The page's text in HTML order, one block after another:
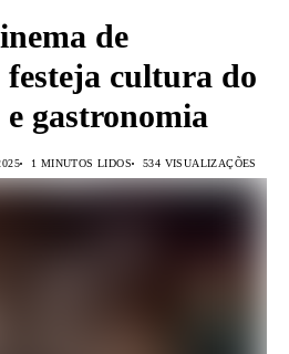
de
festeja cultura do
gastronomia
1 MINUTOS LIDOS 534 VISUALIZAÇÕES